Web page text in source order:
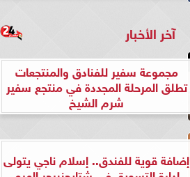
آخر الأخبار
مجموعة سفير للفنادق والمنتجعات
تطلق المرحلة المجددة في منتجع سفير
شرم الشيخ
إضافة قوية للفندق.. إسلام ناجي يتولى